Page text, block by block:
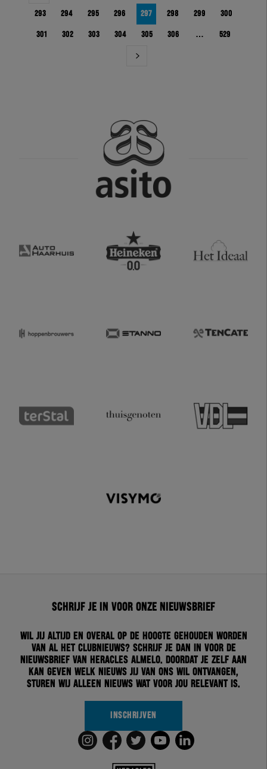
293 294 295 296 297 298 299 300
301 302 303 304 305 306 … 529
Schrijf je in voor onze nieuwsbrief
Wil jij altijd en overal op de hoogte gehouden worden
van al het clubnieuws? Schrijf je dan in voor de
nieuwsbrief van Heracles Almelo. Doordat je zelf aan
kan geven welk nieuws jij van ons wil ontvangen,
sturen wij alleen nieuws wat voor jou relevant is.
INSCHRIJVEN